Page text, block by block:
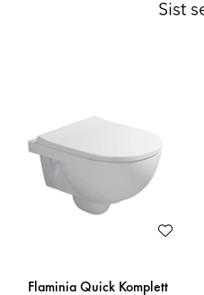
Sist
Flaminia Quick Komplett